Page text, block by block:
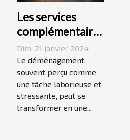
Les services
complémentaires
offerts par les
déménageurs
professionnels
Dim. 21 janvier 2024
Le déménagement,
souvent perçu comme
une tâche laborieuse et
stressante, peut se
transformer en une...